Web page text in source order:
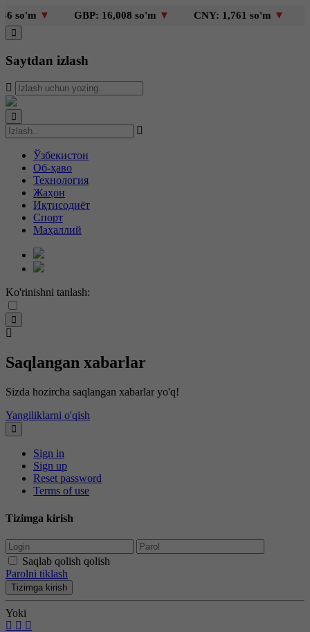
▼ GBP: 16,008 so'm▼ CNY: 1,761 so'm▼
Saytdan izlash
Ўзбекистон
Об-ҳаво
Технология
Жаҳон
Иқтисодиёт
Спорт
Маҳаллий
Ko'rinishni tanlash:
Saqlangan xabarlar
Sizda hozircha saqlangan xabarlar yo'q!
Yangiliklarni o'qish
Sign in
Sign up
Reset password
Terms of use
Tizimga kirish
Saqlab qolish qolish
Parolni tiklash
Tizimga kirish
Yoki